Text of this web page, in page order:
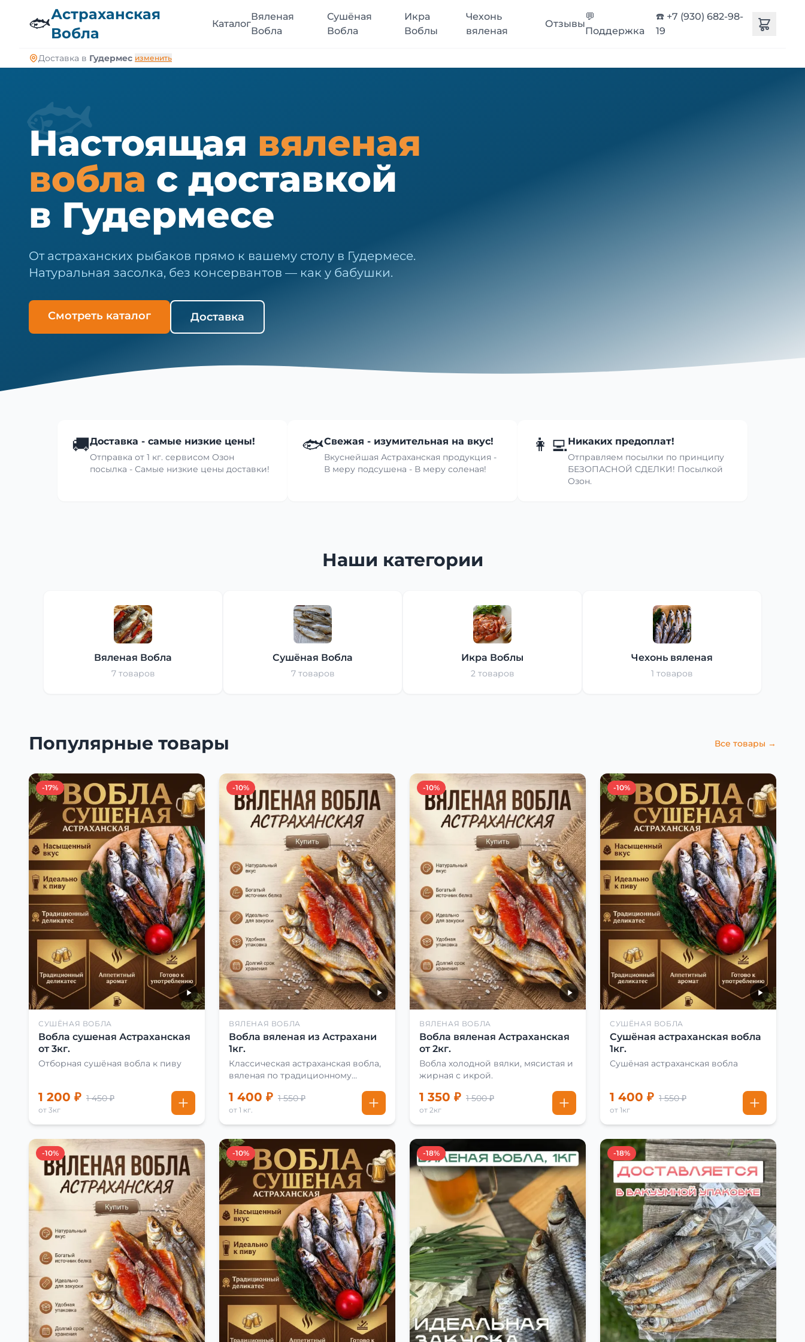
🐟Астраханская
Вобла
Каталог
Вяленая
Вобла
Сушёная
Вобла
Икра
Воблы
Чехонь
вяленая
Отзывы
💬
Поддержка
☎️ +7 (930) 682-98-
19
Доставка в Гудермес изменить
🐟
Настоящая вяленая
вобла с доставкой
в Гудермесе
От астраханских рыбаков прямо к вашему столу в Гудермесе.
Натуральная засолка, без консервантов — как у бабушки.
Смотреть каталог Доставка
🚚Доставка - самые низкие цены!
Отправка от 1 кг. сервисом Озон
посылка - Самые низкие цены доставки!
🐟Свежая - изумительная на вкус!
Вкуснейшая Астраханская продукция -
В меру подсушена - В меру соленая!
👩‍💻Никаких предоплат!
Отправляем посылки по принципу
БЕЗОПАСНОЙ СДЕЛКИ! Посылкой
Озон.
Наши категории
Вяленая Вобла
7 товаров
Сушёная Вобла
7 товаров
Икра Воблы
2 товаров
Чехонь вяленая
1 товаров
Популярные товары Все товары →
-17%
СУШЁНАЯ ВОБЛА
Вобла сушеная Астраханская
от 3кг.
Отборная сушёная вобла к пиву
1 200 ₽ 1 450 ₽
от 3кг
-10%
ВЯЛЕНАЯ ВОБЛА
Вобла вяленая из Астрахани
1кг.
Классическая астраханская вобла,
вяленая по традиционному
1 400 ₽ 1 550 ₽
от 1 кг.
-10%
ВЯЛЕНАЯ ВОБЛА
Вобла вяленая Астраханская
от 2кг.
Вобла холодной вялки, мясистая и
жирная с икрой.
1 350 ₽ 1 500 ₽
от 2кг
-10%
СУШЁНАЯ ВОБЛА
Сушёная астраханская вобла
1кг.
Сушёная астраханская вобла
1 400 ₽ 1 550 ₽
от 1кг
-10% -10% -18% -18%